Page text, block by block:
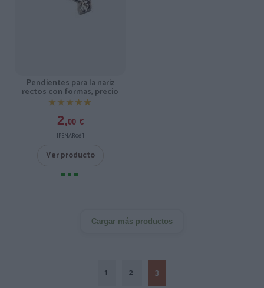
Pendientes para la nariz
rectos con formas, precio
★★★★★
★★★★★
2,00 €
[PENAR06 ]
Ver producto
Cargar más productos
1 2 3